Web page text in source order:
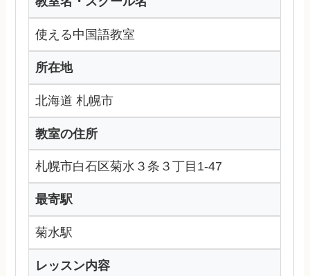
使える中国語教室
所在地
北海道 札幌市
教室の住所
札幌市白石区菊水３条３丁目1-47
最寄駅
菊水駅
レッスン内容